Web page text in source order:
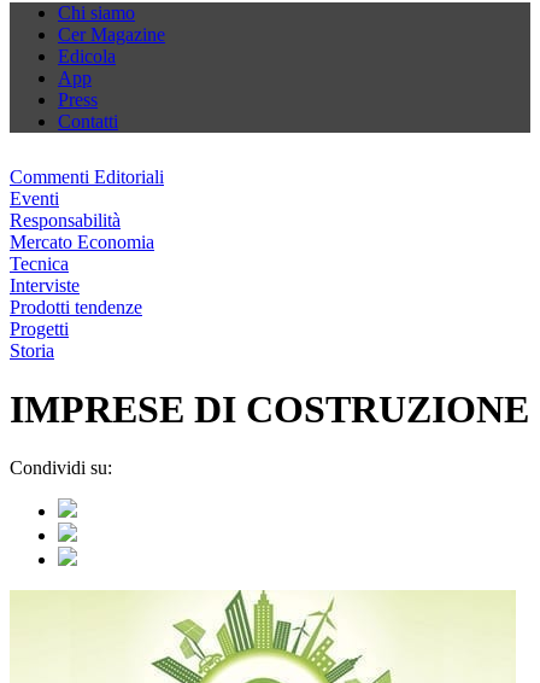
Chi siamo
Cer Magazine
Edicola
App
Press
Contatti
Commenti Editoriali
Eventi
Responsabilità
Mercato Economia
Tecnica
Interviste
Prodotti tendenze
Progetti
Storia
IMPRESE DI COSTRUZIONE
Condividi su: